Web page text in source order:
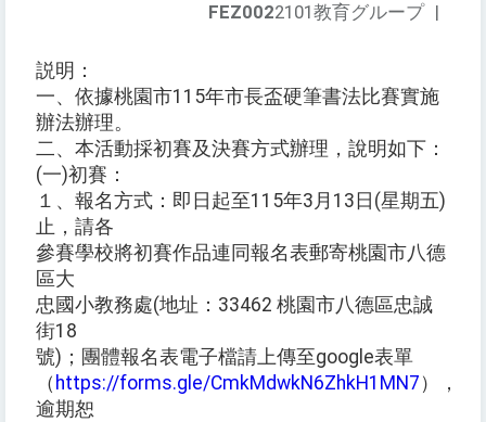
FEZ0022101教育グループ |
説明：
一、依據桃園市115年市長盃硬筆書法比賽實施
辦法辦理。
二、本活動採初賽及決賽方式辦理，說明如下：
(一)初賽：
１、報名方式：即日起至115年3月13日(星期五)
止，請各
參賽學校將初賽作品連同報名表郵寄桃園市八德
區大
忠國小教務處(地址：33462 桃園市八德區忠誠
街18
號)；團體報名表電子檔請上傳至google表單
（ https://forms.gle/CmkMdwkN6ZhkH1MN7 ），
逾期恕